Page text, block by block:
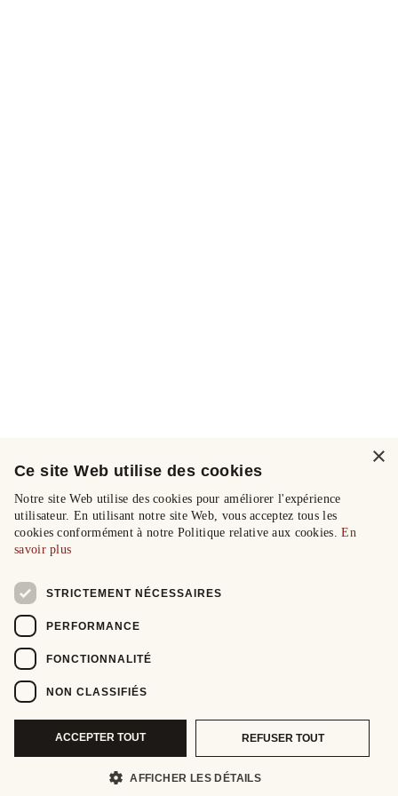
×
Ce site Web utilise des cookies
Notre site Web utilise des cookies pour améliorer l'expérience
utilisateur. En utilisant notre site Web, vous acceptez tous les
cookies conformément à notre Politique relative aux cookies.En
savoir plus
STRICTEMENT NÉCESSAIRES
PERFORMANCE
FONCTIONNALITÉ
NON CLASSIFIÉS
ACCEPTER TOUT REFUSER TOUT
AFFICHER LES DÉTAILS